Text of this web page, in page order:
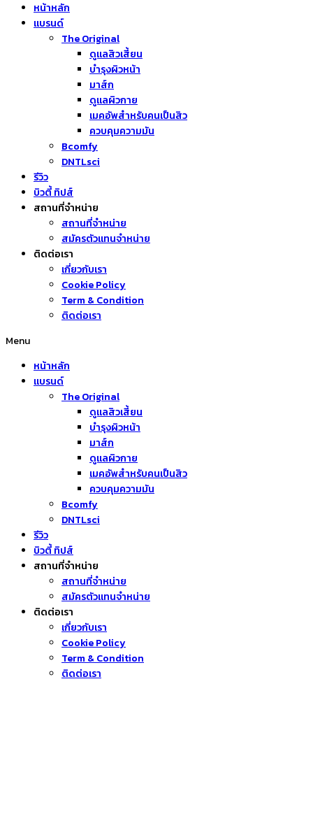
หน้าหลัก
แบรนด์
The Original
ดูแลสิวเสี้ยน
บำรุงผิวหน้า
มาส์ก
ดูแลผิวกาย
เมคอัพสำหรับคนเป็นสิว
ควบคุมความมัน
Bcomfy
DNTLsci
รีวิว
บิวตี้ ทิปส์
สถานที่จำหน่าย
สถานที่จำหน่าย
สมัครตัวแทนจำหน่าย
ติดต่อเรา
เกี่ยวกับเรา
Cookie Policy
Term & Condition
ติดต่อเรา
Menu
หน้าหลัก
แบรนด์
The Original
ดูแลสิวเสี้ยน
บำรุงผิวหน้า
มาส์ก
ดูแลผิวกาย
เมคอัพสำหรับคนเป็นสิว
ควบคุมความมัน
Bcomfy
DNTLsci
รีวิว
บิวตี้ ทิปส์
สถานที่จำหน่าย
สถานที่จำหน่าย
สมัครตัวแทนจำหน่าย
ติดต่อเรา
เกี่ยวกับเรา
Cookie Policy
Term & Condition
ติดต่อเรา